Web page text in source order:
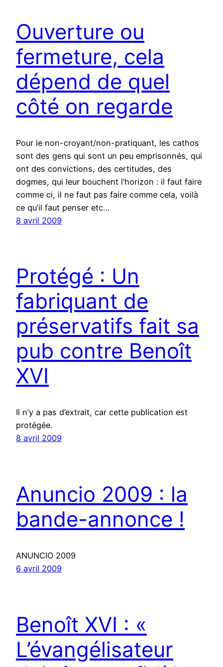
Ouverture ou
fermeture, cela
dépend de quel
côté on regarde
Pour le non-croyant/non-pratiquant, les cathos
sont des gens qui sont un peu emprisonnés, qui
ont des convictions, des certitudes, des
dogmes, qui leur bouchent l’horizon : il faut faire
comme ci, il ne faut pas faire comme cela, voilà
ce qu’il faut penser etc…
8 avril 2009
Protégé : Un
fabriquant de
préservatifs fait sa
pub contre Benoît
XVI
Il n’y a pas d’extrait, car cette publication est
protégée.
8 avril 2009
Anuncio 2009 : la
bande-annonce !
ANUNCIO 2009
6 avril 2009
Benoît XVI : «
L’évangélisateur